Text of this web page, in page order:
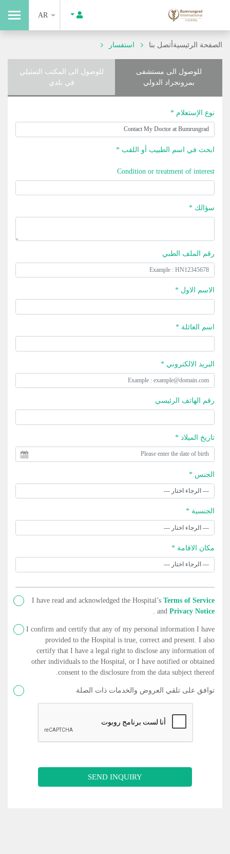
AR
الصفحة الرئيسيةأتصل بنا استفسار
للوصول الى مستشفى
بمرونجراد الدولي
للوصول الى المكتب التمثيلي
في بلدي
نوع الإستعلام *
ابحث في اسم الطبيب أو اللقب *
Condition or treatment of interest
سؤالك *
رقم الملف الطبي
الاسم الاول *
اسم العائلة *
البريد الالكتروني *
رقم الهاتف الرئيسي
تاريخ الميلاد *
الجنس *
الجنسية *
مكان الاقامة *
I have read and acknowledged the Hospital’s Terms of Service
and Privacy Notice
I confirm and certify that any of my personal information I have
provided to the Hospital is true, correct and present. I also
certify that I have a legal right to disclose any information of
other individuals to the Hospital, or I have notified or obtained
consent to the disclosure from the data subject thereof.
توافق على تلقي العروض والخدمات ذات الصلة
SEND INQUIRY